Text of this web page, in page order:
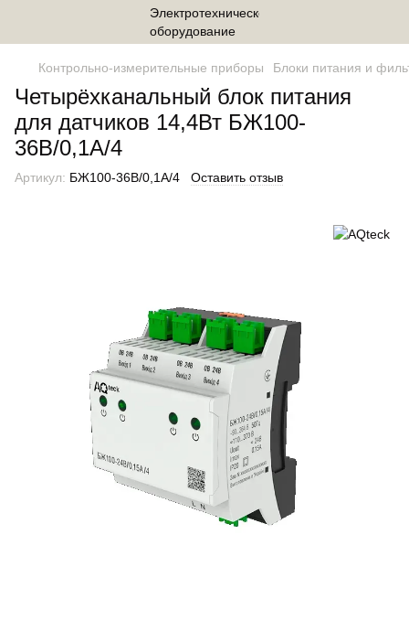
Контрольно-измерительные приборы Блоки питания и
Четырёхканальный блок питания
для датчиков 14,4Вт БЖ100-
36В/0,1А/4
Артикул: БЖ100-36В/0,1А/4 Оставить отзыв